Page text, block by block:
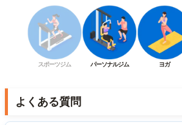
スポーツジム パーソナルジム ヨガ
よくある質問